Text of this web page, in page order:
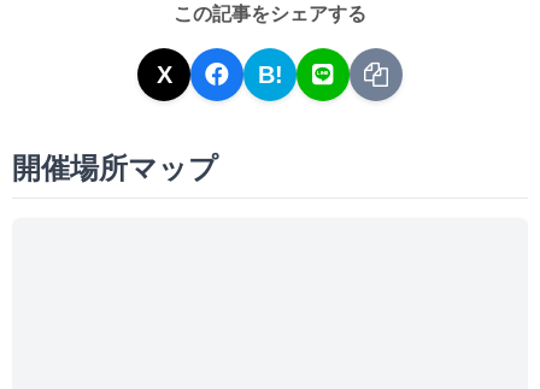
この記事をシェアする
X B!
開催場所マップ